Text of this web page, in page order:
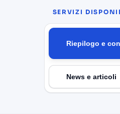
SERVIZI
Riepilogo e
News e articoli